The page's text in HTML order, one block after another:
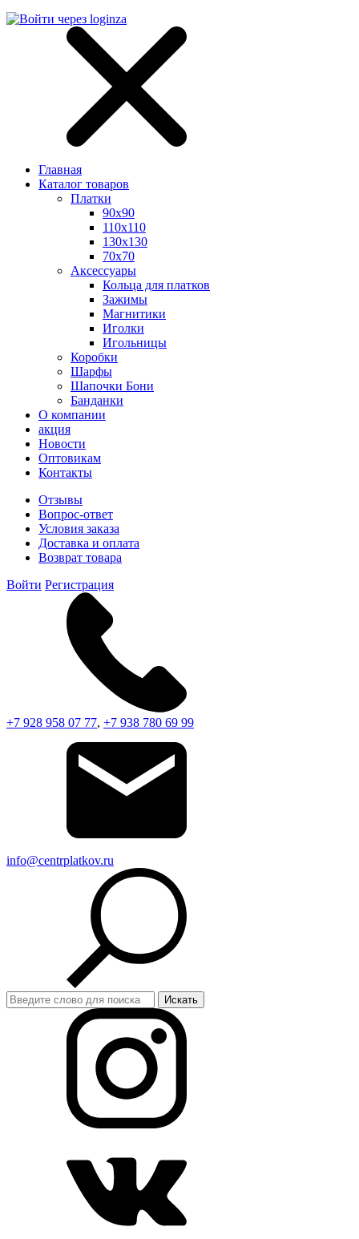
Главная
Каталог товаров
Платки
90x90
110x110
130x130
70х70
Аксессуары
Кольца для платков
Зажимы
Магнитики
Иголки
Игольницы
Коробки
Шарфы
Шапочки Бони
Банданки
О компании
акция
Новости
Оптовикам
Контакты
Отзывы
Вопрос-ответ
Условия заказа
Доставка и оплата
Возврат товара
Войти Регистрация
+7 928 958 07 77, +7 938 780 69 99
info@centrplatkov.ru